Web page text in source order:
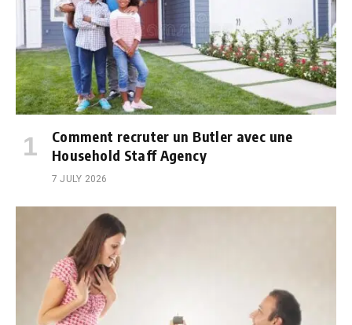
Comment recruter un Butler avec une
Household Staff Agency
7 JULY 2026